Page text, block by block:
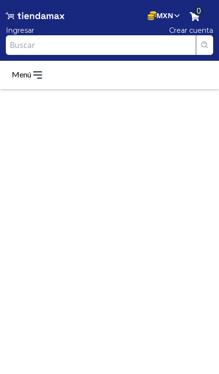
MXN 0
Ingresar Crear cuenta
Menú